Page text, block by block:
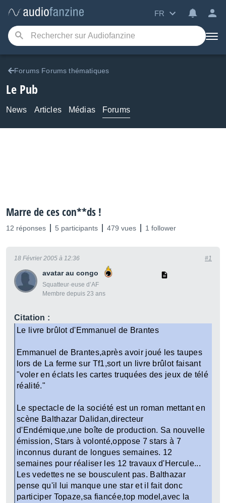
FR
Forums Forums thématiques
Le Pub
News Articles Médias Forums
Marre de ces con**ds !
12 réponses 5 participants 479 vues 1 follower
avatar au congo
Squatteur·euse d’AF
Membre depuis 23 ans
18 Février 2005 à 12:36 #1
Citation :
Le livre brûlot d'Emmanuel de Brantes
Emmanuel de Brantes,après avoir joué les taupes
lors de La ferme sur Tf1,sort un livre brûlot faisant
"voler en éclats les cartes truquées des jeux de télé
réalité."
Le spectacle de la société est un roman mettant en
scène Balthazar Dalidan,directeur
d'Endémique,une boîte de production. Sa nouvelle
émission, Stars à volonté,oppose 7 stars à 7
inconnus durant de longues semaines. 12
semaines pour réaliser les 12 travaux d'Hercule...
Les vedettes ne se bousculent pas. Balthazar
pense qu'il lui manque une star et il fait donc
participer Topaze,sa fiancée,top model,avec la